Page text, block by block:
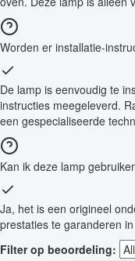
Worden er installatie-
De lamp is eenvoudig te
instructies meegeleverd.
een gespecialiseerde
Kan ik deze lamp
Ja, het is een origineel
prestaties te garanderen
Filter op beoordeling: